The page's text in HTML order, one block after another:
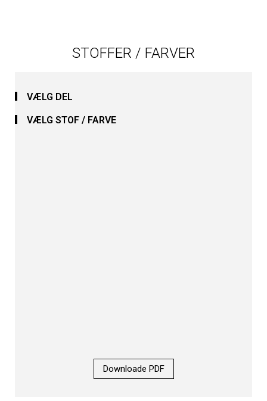
STOFFER / FARVER
VÆLG DEL
VÆLG STOF / FARVE
Downloade PDF